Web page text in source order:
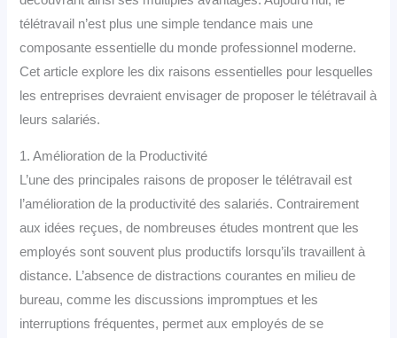
télétravail n’est plus une simple tendance mais une
composante essentielle du monde professionnel moderne.
Cet article explore les dix raisons essentielles pour lesquelles
les entreprises devraient envisager de proposer le télétravail à
leurs salariés.
1. Amélioration de la Productivité
L’une des principales raisons de proposer le télétravail est
l’amélioration de la productivité des salariés. Contrairement
aux idées reçues, de nombreuses études montrent que les
employés sont souvent plus productifs lorsqu’ils travaillent à
distance. L’absence de distractions courantes en milieu de
bureau, comme les discussions impromptues et les
interruptions fréquentes, permet aux employés de se